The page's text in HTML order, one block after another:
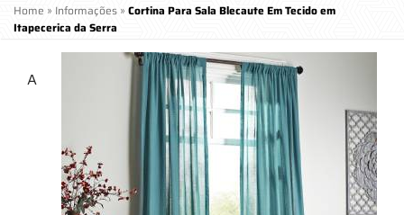
Home » Informações » Cortina Para Sala Blecaute Em Tecido em
Itapecerica da Serra
A